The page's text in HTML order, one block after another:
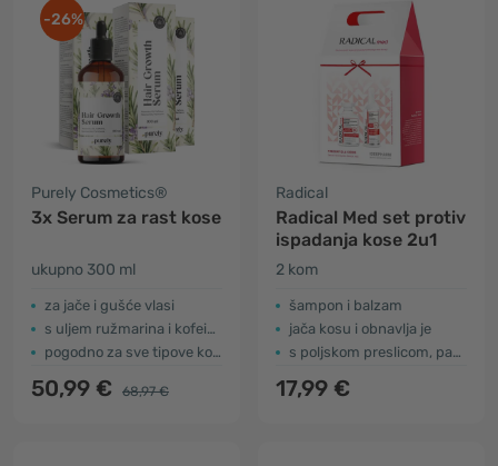
-26%
Purely Cosmetics®
3x Serum za rast kose
ukupno 300 ml
za jače i gušće vlasi
s uljem ružmarina i kofeinom
pogodno za sve tipove kose
50,99 € 68,97 €
Radical
Radical Med set protiv
ispadanja kose 2u1
2 kom
šampon i balzam
jača kosu i obnavlja je
s poljskom preslicom, pantenolom i keratinom
17,99 €